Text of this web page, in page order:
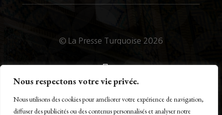
Nous respectons votre vie privée.
Nous utilisons des cookies pour améliorer votre expérience de navigation,
diffuser des publicités ou des contenus personnalisés et analyser notre
© La Presse Turquoise 2026